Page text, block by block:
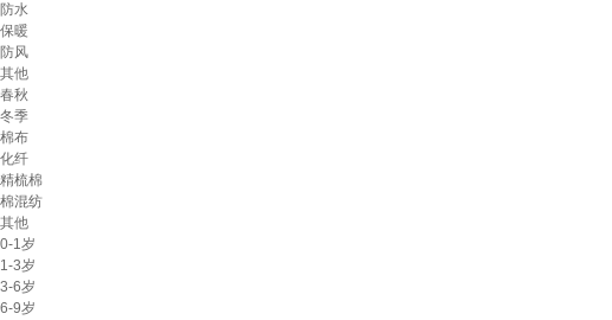
防水
保暖
防风
其他
春秋
冬季
棉布
化纤
精梳棉
棉混纺
其他
0-1岁
1-3岁
3-6岁
6-9岁